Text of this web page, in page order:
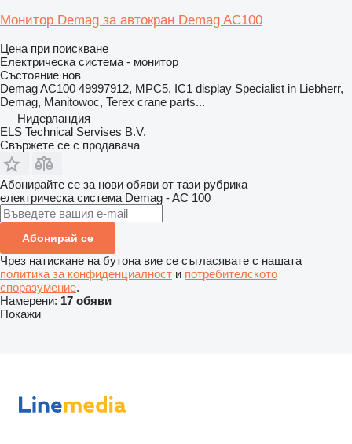
Монитор Demag за автокран Demag AC100
Цена при поискване
Електрическа система - монитор
Състояние нов
Demag AC100 49997912, MPC5, IC1 display Specialist in Liebherr,
Demag, Manitowoc, Terex crane parts...
Нидерландия
ELS Technical Servises B.V.
Свържете се с продавача
Абонирайте се за нови обяви от тази рубрика
електрическа система Demag - AC 100
Абонирай се
Чрез натискане на бутона вие се съгласявате с нашата
политика за конфиденциалност и потребителското
споразумение.
Намерени: 17 обяви
Покажи